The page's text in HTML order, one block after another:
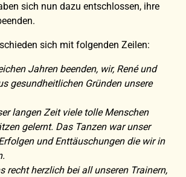
sich nun dazu entschlossen, ihre
sich mit folgenden Zeilen:
Jahren beenden, wir, René und
gesundheitlichen Gründen unsere
langen Zeit viele tolle Menschen
gelernt. Das Tanzen war unser
und Enttäuschungen die wir in
recht herzlich bei all unseren Trainern,